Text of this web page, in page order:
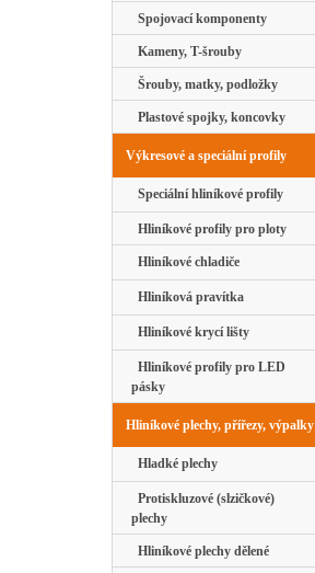
Spojovací komponenty
Kameny, T-šrouby
Šrouby, matky, podložky
Plastové spojky, koncovky
Výkresové a speciální profily
Speciální hliníkové profily
Hliníkové profily pro ploty
Hliníkové chladiče
Hliníková pravítka
Hliníkové krycí lišty
Hliníkové profily pro LED
pásky
Hliníkové plechy, přířezy, výpalky
Hladké plechy
Protiskluzové (slzičkové)
plechy
Hliníkové plechy dělené